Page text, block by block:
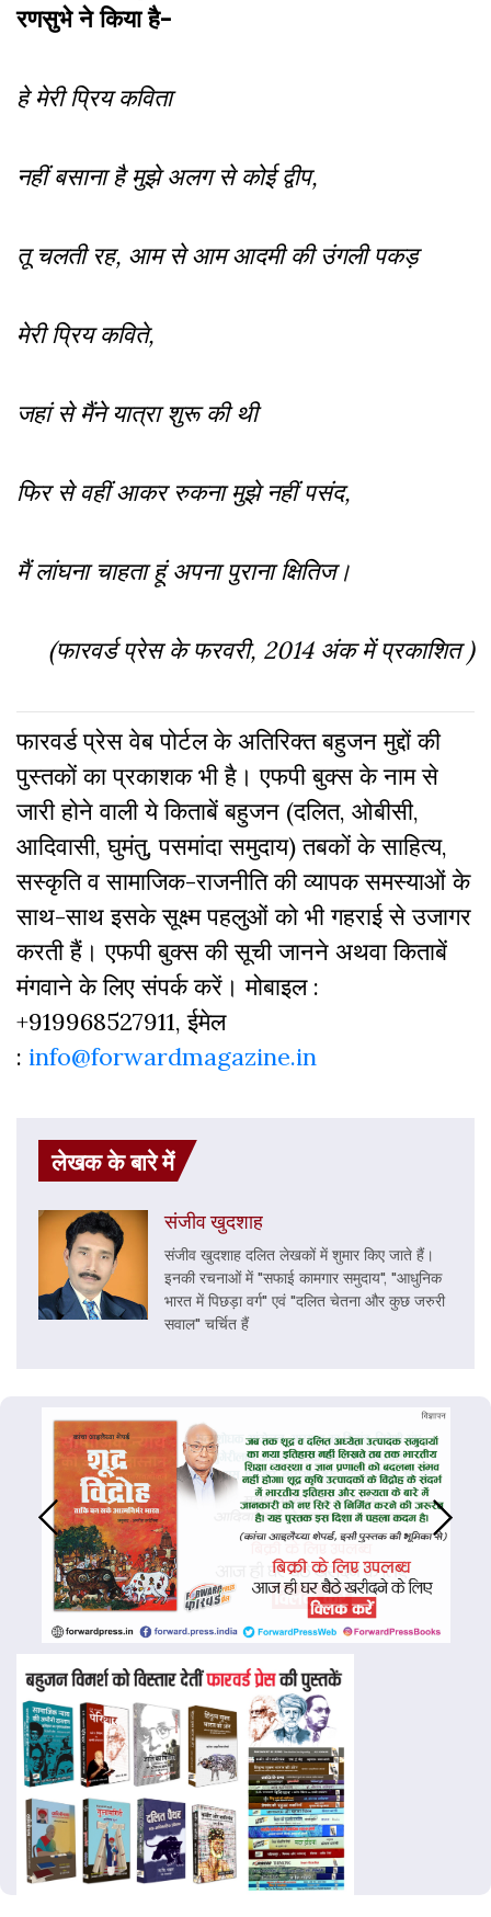
रणसुभे ने किया है-
हे मेरी प्रिय कविता
नहीं बसाना है मुझे अलग से कोई द्वीप,
तू चलती रह, आम से आम आदमी की उंगली पकड़
मेरी प्रिय कविते,
जहां से मैंने यात्रा शुरू की थी
फिर से वहीं आकर रुकना मुझे नहीं पसंद,
मैं लांघना चाहता हूं अपना पुराना क्षितिज।
(फारवर्ड प्रेस के फरवरी, 2014 अंक में प्रकाशित )
फारवर्ड प्रेस वेब पोर्टल के अतिरिक्‍त बहुजन मुद्दों की
पुस्‍तकों का प्रकाशक भी है। एफपी बुक्‍स के नाम से
जारी होने वाली ये किताबें बहुजन (दलित, ओबीसी,
आदिवासी, घुमंतु, पसमांदा समुदाय) तबकों के साहित्‍य,
सस्‍क‍ृति व सामाजिक-राजनीति की व्‍यापक समस्‍याओं के
साथ-साथ इसके सूक्ष्म पहलुओं को भी गहराई से उजागर
करती हैं। एफपी बुक्‍स की सूची जानने अथवा किताबें
मंगवाने के लिए संपर्क करें। मोबाइल :
+919968527911, ईमेल
: info@forwardmagazine.in
लेखक के बारे में
संजीव खुदशाह
संजीव खुदशाह दलित लेखकों में शुमार किए जाते हैं।
इनकी रचनाओं में "सफाई कामगार समुदाय", "आधुनिक
भारत में पिछड़ा वर्ग" एवं "दलित चेतना और कुछ जरुरी
सवाल" चर्चित हैं